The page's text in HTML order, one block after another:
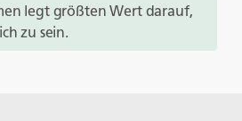
legt größten Wert darauf,
zu sein.